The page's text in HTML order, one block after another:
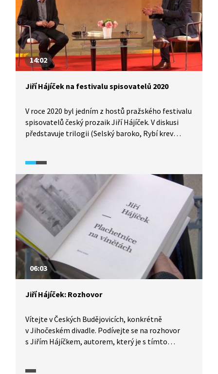
14:02
Jiří Hájíček na festivalu spisovatelů 2020
V roce 2020 byl jedním z hostů pražského festivalu
spisovatelů český prozaik Jiří Hájíček. V diskusi
představuje trilogii (Selský baroko, Rybí krev
o procesu vzniku knih, vyprávěcí perspektivě
a tematicko-motivické stránce celého díla.
06:03
Jiří Hájíček: Rozhovor
Vítejte v Českých Budějovicích, konkrétně
v Jihočeském divadle. Podívejte se na rozhovor
s Jiřím Hájíčkem, autorem, který je s tímto